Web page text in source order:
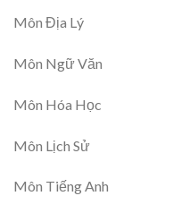
Môn Địa Lý
Môn Ngữ Văn
Môn Hóa Học
Môn Lịch Sử
Môn Tiếng Anh